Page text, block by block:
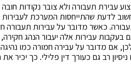
עבירת תעבורה ולא צובר נקודות
לדעת שהתייחסות המערכת לעבירות
כאשר מדובר על עבירות תעבורה
בעקבות עבירות אלה יעבור הנהג
אם מדובר על עבירה חמורה כמו
ניסיון רב גם כעורך דין פלילי. כך יכיר